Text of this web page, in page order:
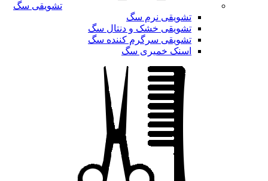
تشویقی سگ
تشویقی نرم سگ
تشویقی خشک و دنتال سگ
تشویقی سرگرم کننده سگ
اسنک خمیری سگ